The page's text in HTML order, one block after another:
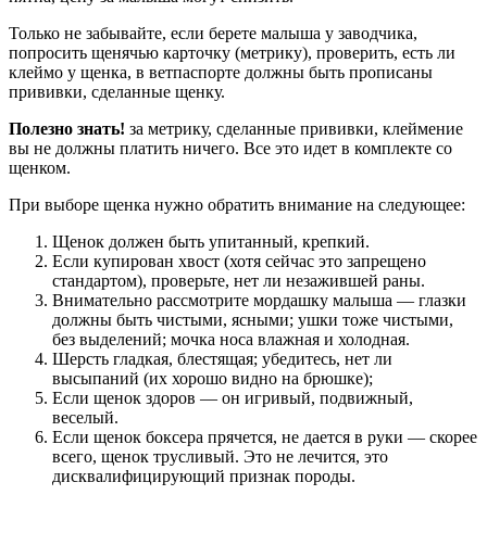
Только не забывайте, если берете малыша у заводчика,
попросить щенячью карточку (метрику), проверить, есть ли
клеймо у щенка, в ветпаспорте должны быть прописаны
прививки, сделанные щенку.
Полезно знать! за метрику, сделанные прививки, клеймение
вы не должны платить ничего. Все это идет в комплекте со
щенком.
При выборе щенка нужно обратить внимание на следующее:
Щенок должен быть упитанный, крепкий.
Если купирован хвост (хотя сейчас это запрещено
стандартом), проверьте, нет ли незажившей раны.
Внимательно рассмотрите мордашку малыша — глазки
должны быть чистыми, ясными; ушки тоже чистыми,
без выделений; мочка носа влажная и холодная.
Шерсть гладкая, блестящая; убедитесь, нет ли
высыпаний (их хорошо видно на брюшке);
Если щенок здоров — он игривый, подвижный,
веселый.
Если щенок боксера прячется, не дается в руки — скорее
всего, щенок трусливый. Это не лечится, это
дисквалифицирующий признак породы.